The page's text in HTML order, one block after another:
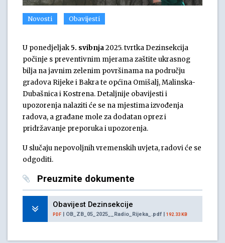
Novosti Obavijesti
U ponedjeljak5. svibnja2025. tvrtka Dezinsekcija
počinje s preventivnim mjerama zaštite ukrasnog
bilja na javnim zelenim površinama na području
gradova Rijeke i Bakra te općina Omišalj, Malinska-
Dubašnica i Kostrena. Detaljnije obavijesti i
upozorenja nalaziti će se na mjestima izvođenja
radova, a građane mole za dodatan oprez i
pridržavanje preporuka i upozorenja.
U slučaju nepovoljnih vremenskih uvjeta, radovi će se
odgoditi.
Preuzmite dokumente
Obavijest Dezinsekcije
PDF | OB_ZB_05_2025__Radio_Rijeka_.pdf | 192.33 KB